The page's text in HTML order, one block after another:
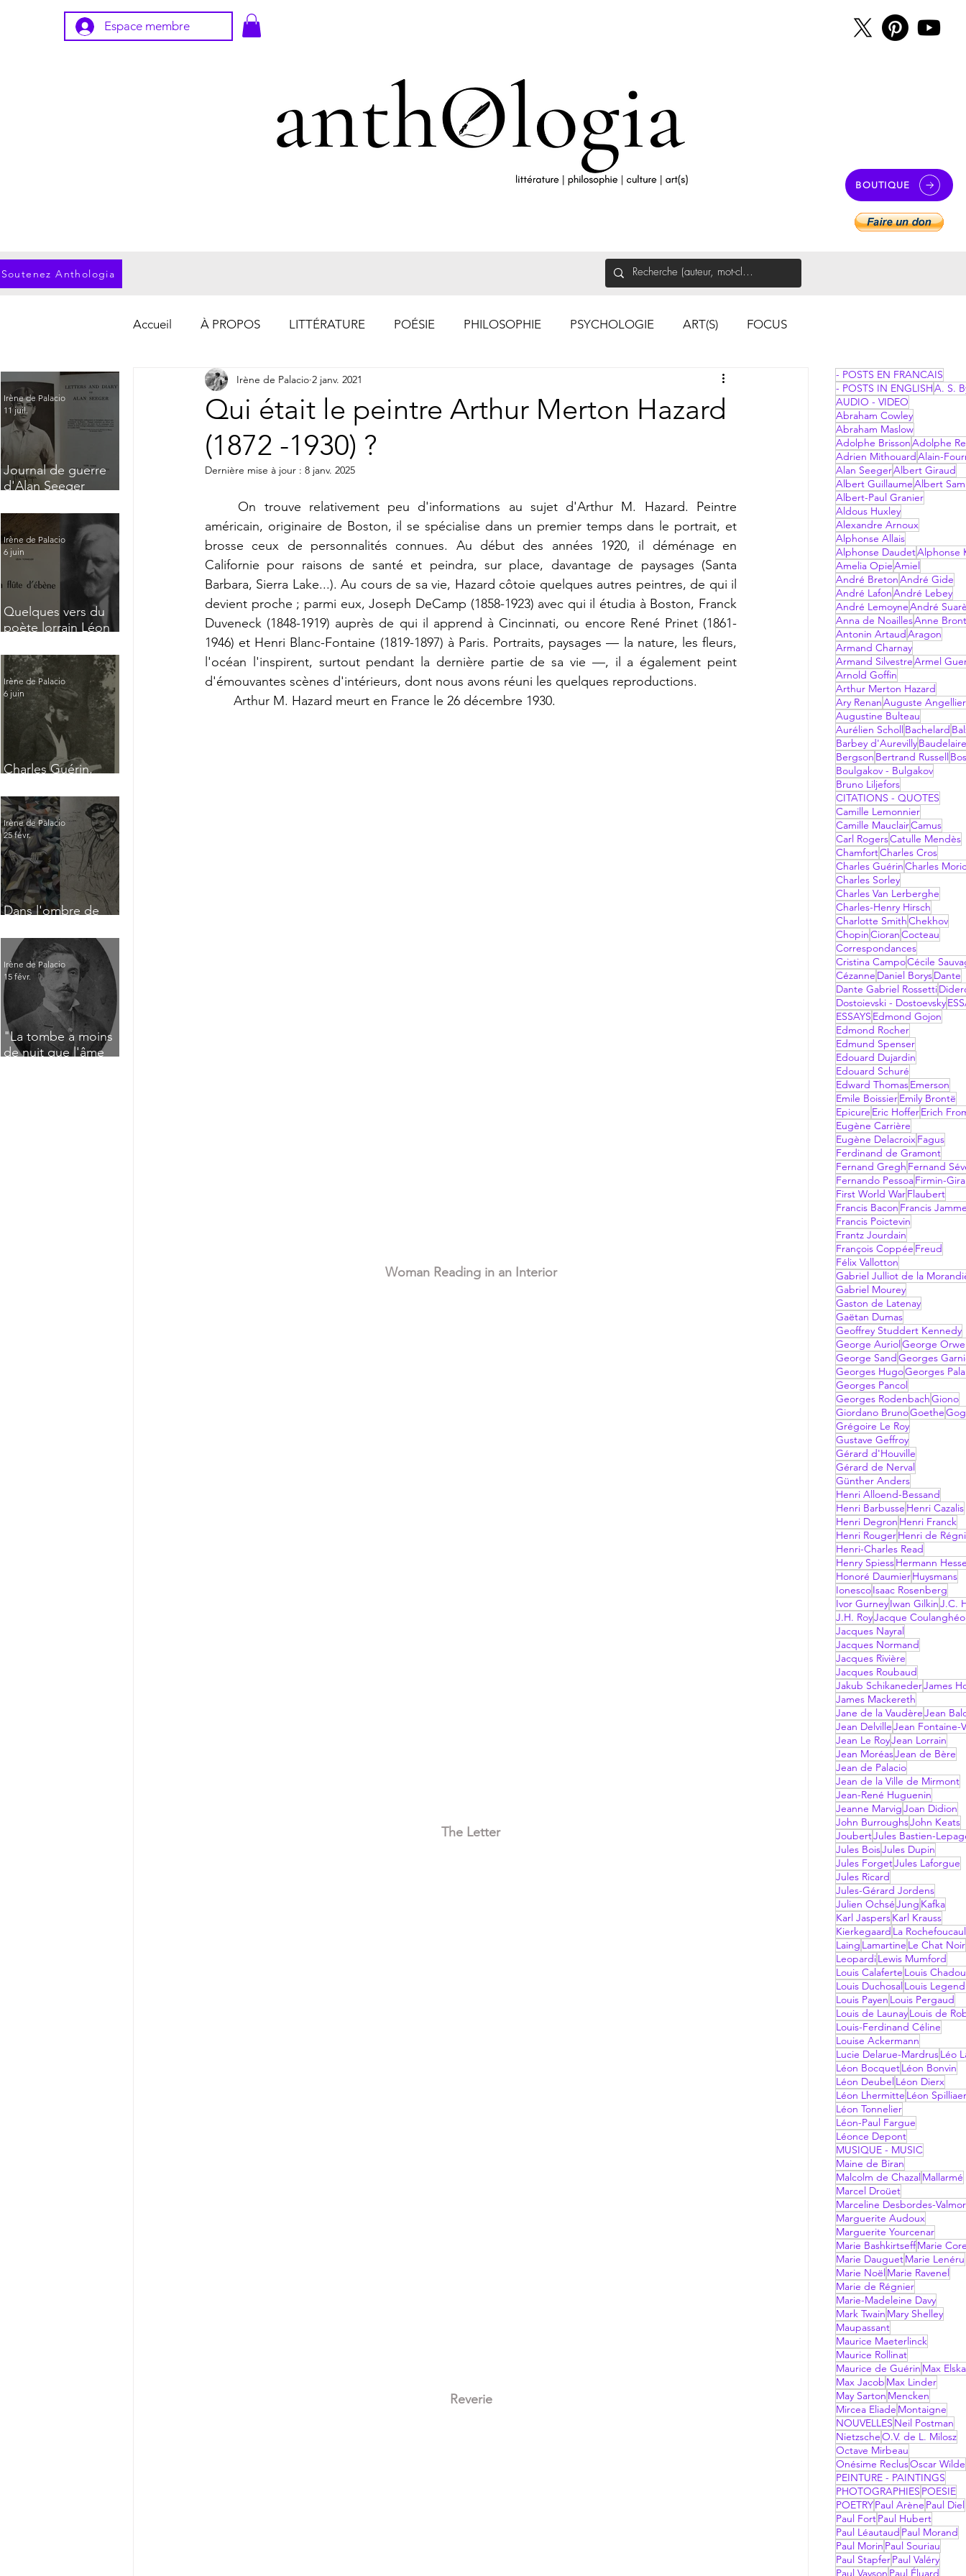
Espace membre
BOUTIQUE
Soutenez Anthologia
Journal de guerre
d'Alan Seeger
desolate village of
northern France"
Irène de Palacio
11 juil.
Quelques vers du
poète lorrain Léon
Irène de Palacio
6 juin
Charles Guérin,
Irène de Palacio
6 juin
Dans l'ombre de
Irène de Palacio
25 févr.
"La tombe a moins
de nuit que l'âme
Irène de Palacio
15 févr.
Accueil À PROPOS LITTÉRATURE POÉSIE PHILOSOPHIE PSYCHOLOGIE ART(S) FOCUS
ACTUALITÉS & CHRONIQUES CHOSES VUES (Photographies)
Qui était le peintre Arthur Merton Hazard
(1872 -1930) ?
Irène de Palacio 2 janv. 2021
Dernière mise à jour : 8 janv. 2025
américain, originaire de Boston, il se spécialise dans un premier temps dans le portrait, et
brosse ceux de personnalités connues. Au début des années 1920, il déménage en
Californie pour raisons de santé et peindra, sur place, davantage de paysages (Santa
Barbara, Sierra Lake...). Au cours de sa vie, Hazard côtoie quelques autres peintres, de qui il
devient proche ; parmi eux, Joseph DeCamp (1858-1923) avec qui il étudia à Boston, Franck
Duveneck (1848-1919) auprès de qui il apprend à Cincinnati, ou encore René Prinet (1861-
1946) et Henri Blanc-Fontaine (1819-1897) à Paris. Portraits, paysages — la nature, les fleurs,
l'océan l'inspirent, surtout pendant la dernière partie de sa vie —, il a également peint
d'émouvantes scènes d'intérieurs, dont nous avons réuni les quelques reproductions.
	Arthur M. Hazard meurt en France le 26 décembre 1930.
Woman Reading in an Interior
The Letter
Reverie
- POSTS EN FRANCAIS
- POSTS IN ENGLISHA. S.
AUDIO - VIDEO
Abraham Cowley
Abraham Maslow
Adolphe BrissonAdolphe
Adrien Mithouard Alain-
Alan SeegerAlbert Giraud
Albert GuillaumeAlbert
Albert-Paul Granier
Aldous Huxley
Alexandre Arnoux
Alphonse Allais
Alphonse DaudetAlphonse
Amelia OpieAmiel
André BretonAndré Gide
André LafonAndré Lebey
André LemoyneAndré
Anna de NoaillesAnne
Antonin Artaud Aragon
Armand Charnay
Armand SilvestreArmel
Arnold Goffin
Arthur Merton Hazard
Ary RenanAuguste Angellier
Augustine Bulteau
Aurélien Scholl Bachelard
Barbey d'AurevillyBaudelaire
Bergson Bertrand Russell
Boulgakov - Bulgakov
Bruno Liljefors
CITATIONS - QUOTES
Camille Lemonnier
Camille MauclairCamus
Carl RogersCatulle Mendès
ChamfortCharles Cros
Charles GuérinCharles
Charles Sorley
Charles Van Lerberghe
Charles-Henry Hirsch
Charlotte SmithChekhov
ChopinCioranCocteau
Correspondances
Cristina CampoCécile
Cézanne Daniel BorysDante
Dante Gabriel Rossetti
Dostoievski - Dostoevsky
ESSAYS Edmond Gojon
Edmond Rocher
Edmund Spenser
Edouard Dujardin
Edouard Schuré
Edward ThomasEmerson
Emile BoissierEmily Brontë
Epicure Eric HofferErich
Eugène Carrière
Eugène DelacroixFagus
Ferdinand de Gramont
Fernand Gregh Fernand
Fernando PessoaFirmin-
First World WarFlaubert
Francis Bacon Francis
Francis Poictevin
Frantz Jourdain
François Coppée Freud
Félix Vallotton
Gabriel Julliot de la
Gabriel Mourey
Gaston de Latenay
Gaëtan Dumas
Geoffrey Studdert Kennedy
George Auriol George
George Sand Georges
Georges HugoGeorges
Georges Pancol
Georges RodenbachGiono
Giordano BrunoGoethe
Grégoire Le Roy
Gustave Geffroy
Gérard d'Houville
Gérard de Nerval
Günther Anders
Henri Alloend-Bessand
Henri Barbusse Henri Cazalis
Henri Degron Henri Franck
Henri RougerHenri de
Henri-Charles Read
Henry SpiessHermann
Honoré DaumierHuysmans
IonescoIsaac Rosenberg
Ivor GurneyIwan GilkinJ.C.
J.H. RoyJacque
Jacques Nayral
Jacques Normand
Jacques Rivière
Jacques Roubaud
Jakub SchikanederJames
James Mackereth
Jane de la VaudèreJean
Jean DelvilleJean Fontaine-
Jean Le RoyJean Lorrain
Jean MoréasJean de Bère
Jean de Palacio
Jean de la Ville de Mirmont
Jean-René Huguenin
Jeanne MarvigJoan Didion
John BurroughsJohn Keats
JoubertJules Bastien-
Jules BoisJules Dupin
Jules ForgetJules Laforgue
Jules Ricard
Jules-Gérard Jordens
Julien OchséJung Kafka
Karl JaspersKarl Krauss
Kierkegaard La
Laing Lamartine Le Chat Noir
LeopardiLewis Mumford
Louis Calaferte Louis
Louis Duchosal Louis
Louis Payen Louis Pergaud
Louis de LaunayLouis de
Louis-Ferdinand Céline
Louise Ackermann
Lucie Delarue-MardrusLéo
Léon BocquetLéon Bonvin
Léon Deubel Léon Dierx
Léon Lhermitte Léon
Léon Tonnelier
Léon-Paul Fargue
Léonce Depont
MUSIQUE - MUSIC
Maine de Biran
Malcolm de Chazal Mallarmé
Marcel Droüet
Marceline Desbordes-
Marguerite Audoux
Marguerite Yourcenar
Marie BashkirtseffMarie
Marie DauguetMarie Lenéru
Marie Noël Marie Ravenel
Marie de Régnier
Marie-Madeleine Davy
Mark Twain Mary Shelley
Maupassant
Maurice Maeterlinck
Maurice Rollinat
Maurice de Guérin Max
Max Jacob Max Linder
May Sarton Mencken
Mircea Eliade Montaigne
NOUVELLES Neil Postman
NietzscheO.V. de L. Milosz
Octave Mirbeau
Onésime ReclusOscar Wilde
PEINTURE - PAINTINGS
PHOTOGRAPHIES POESIE
POETRYPaul Arène Paul Diel
Paul FortPaul Hubert
Paul Léautaud Paul Morand
Paul Morin Paul Souriau
Paul StapferPaul Valéry